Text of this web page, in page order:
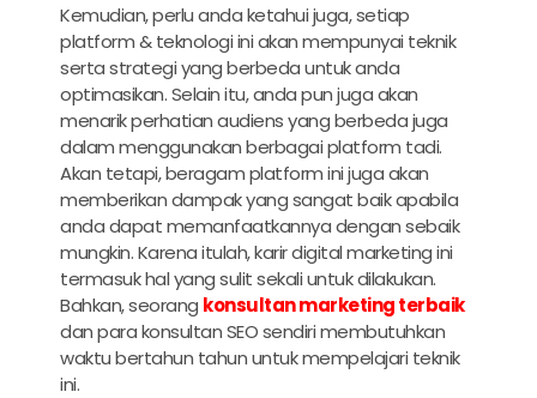
Kemudian, perlu anda ketahui juga, setiap
platform & teknologi ini akan mempunyai teknik
serta strategi yang berbeda untuk anda
optimasikan. Selain itu, anda pun juga akan
menarik perhatian audiens yang berbeda juga
dalam menggunakan berbagai platform tadi.
Akan tetapi, beragam platform ini juga akan
memberikan dampak yang sangat baik apabila
anda dapat memanfaatkannya dengan sebaik
mungkin. Karena itulah,karir digital marketingini
termasuk hal yang sulit sekali untuk dilakukan.
Bahkan, seorang konsultan marketing terbaik
dan para konsultan SEO sendiri membutuhkan
waktu bertahun tahun untuk mempelajari teknik
ini.